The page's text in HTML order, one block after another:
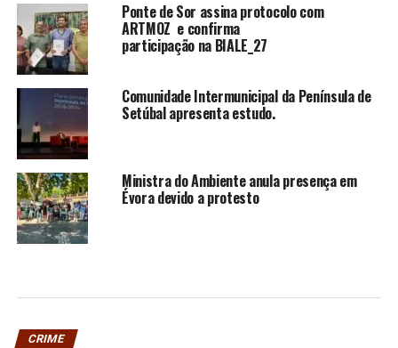
Ponte de Sor assina protocolo com
ARTMOZ e confirma
participação na BIALE_27
Comunidade Intermunicipal da Península de
Setúbal apresenta estudo.
Ministra do Ambiente anula presença em
Évora devido a protesto
CRIME